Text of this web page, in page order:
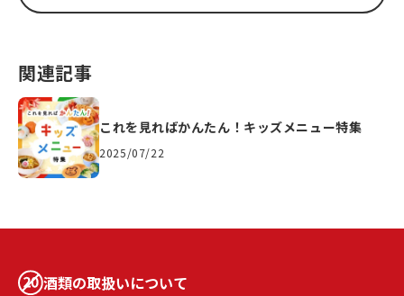
関連記事
これを見ればかんたん！キッズメニュー特集
2025/07/22
酒類の取扱いについて